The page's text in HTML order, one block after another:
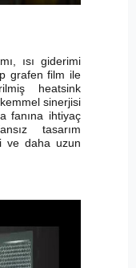
ısı giderimi
grafen film ile
heatsink
sinerjisi
fanına ihtiyaç
tasarım
ve daha uzun